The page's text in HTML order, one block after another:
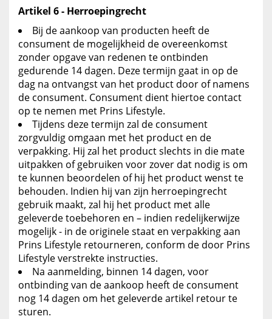
Artikel 6 - Herroepingrecht
Bij de aankoop van producten heeft de
consument de mogelijkheid de overeenkomst
zonder opgave van redenen te ontbinden
gedurende 14 dagen. Deze termijn gaat in op de
dag na ontvangst van het product door of namens
de consument. Consument dient hiertoe contact
op te nemen met Prins Lifestyle.
Tijdens deze termijn zal de consument
zorgvuldig omgaan met het product en de
verpakking. Hij zal het product slechts in die mate
uitpakken of gebruiken voor zover dat nodig is om
te kunnen beoordelen of hij het product wenst te
behouden. Indien hij van zijn herroepingrecht
gebruik maakt, zal hij het product met alle
geleverde toebehoren en – indien redelijkerwijze
mogelijk - in de originele staat en verpakking aan
Prins Lifestyle retourneren, conform de door Prins
Lifestyle verstrekte instructies.
Na aanmelding, binnen 14 dagen, voor
ontbinding van de aankoop heeft de consument
nog 14 dagen om het geleverde artikel retour te
sturen.